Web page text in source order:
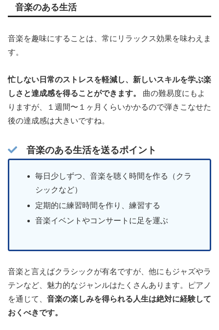
音楽のある生活
音楽を趣味にすることは、常にリラックス効果を味わえま
す。
忙しない日常のストレスを軽減し、新しいスキルを学ぶ楽
しさと達成感を得ることができます。
曲の難易度にもよ
りますが、１週間〜１ヶ月くらいかかるので弾きこなせた
後の達成感は大きいですね。
音楽のある生活を送るポイント
毎日少しずつ、音楽を聴く時間を作る（クラ
シックなど）
定期的に練習時間を作り、練習する
音楽イベントやコンサートに足を運ぶ
音楽と言えばクラシックが有名ですが、他にもジャズやラ
テンなど、魅力的なジャンルはたくさんあります。ピアノ
を通じて、 音楽の楽しみを得られる人生は絶対に経験して
おくべきです。